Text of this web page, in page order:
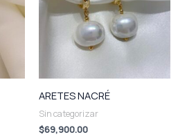
ARETES NACRÉ
Sin categorizar
$69,900.00